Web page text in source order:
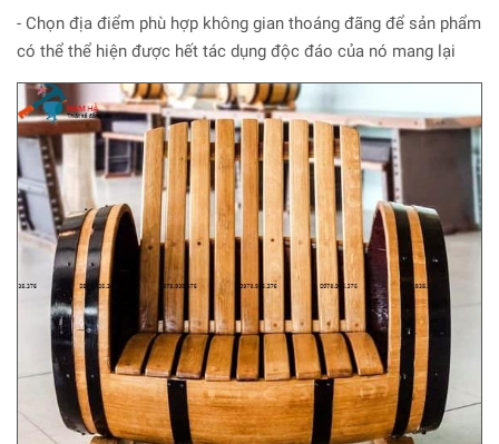
- Chọn địa điểm phù hợp không gian thoáng đãng để sản phẩm
có thể thể hiện được hết tác dụng độc đáo của nó mang lại